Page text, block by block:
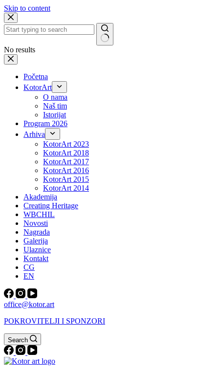
Skip to content
No results
Početna
KotorArt
O nama
Naš tim
Istorijat
Program 2026
Arhiva
KotorArt 2023
KotorArt 2018
KotorArt 2017
KotorArt 2016
KotorArt 2015
KotorArt 2014
Akademija
Creating Heritage
WBCHIL
Novosti
Nagrada
Galerija
Ulaznice
Kontakt
CG
EN
office@kotor.art
POKROVITELJI I SPONZORI
Search